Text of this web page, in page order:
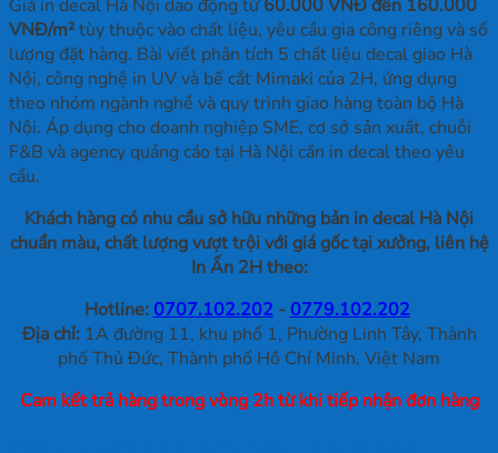
Giá in decal Hà Nội dao động từ60.000 VNĐ đến 160.000
VNĐ/m²tùy thuộc vào chất liệu, yêu cầu gia công riêng và số
lượng đặt hàng. Bài viết phân tích 5 chất liệu decal giao Hà
Nội, công nghệ in UV và bế cắt Mimaki của 2H, ứng dụng
theo nhóm ngành nghề và quy trình giao hàng toàn bộ Hà
Nội. Áp dụng cho doanh nghiệp SME, cơ sở sản xuất, chuỗi
F&B và agency quảng cáo tại Hà Nội cần in decal theo yêu
cầu.
Khách hàng có nhu cầu sở hữu những bản in decal Hà Nội
chuẩn màu, chất lượng vượt trội với giá gốc tại xưởng, liên hệ
In Ấn 2H theo:
Hotline: 0707.102.202- 0779.102.202
Địa chỉ:1A đường 11, khu phố 1, Phường Linh Tây, Thành
phố Thủ Đức, Thành phố Hồ Chí Minh, Việt Nam
Cam kết trả hàng trong vòng 2h từ khi tiếp nhận đơn hàng